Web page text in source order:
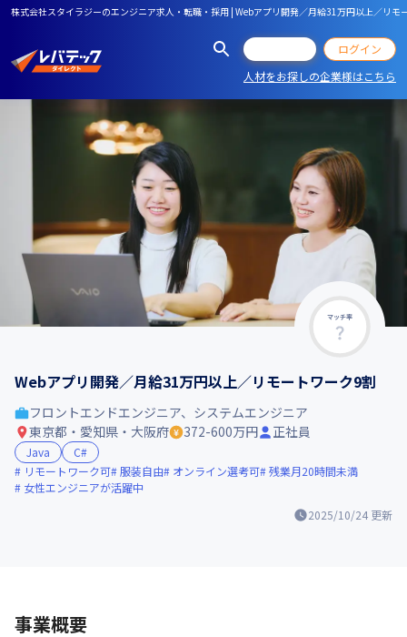
株式会社スタイラジーのエンジニア求人・転職・採用 | Webアプリ開発／月給31万円以上／リモ
ログイン
人材をお探しの企業様はこちら
マッチ率
Webアプリ開発／月給31万円以上／リモートワーク9割
2025/10/24 更新
フロントエンドエンジニア、システムエンジニア
東京都・愛知県・大阪府
372-600万円 正社員
Java
C#
リモートワーク可 服装自由 オンライン選考可 残業月20時間未満
女性エンジニアが活躍中
事業概要